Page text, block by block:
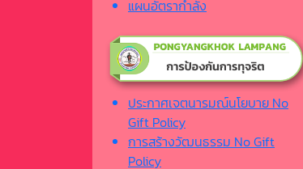
แผนอัตรากำลัง
ประกาศเจตนารมณ์นโยบาย No
Gift Policy
การสร้างวัฒนธรรม No Gift
Policy